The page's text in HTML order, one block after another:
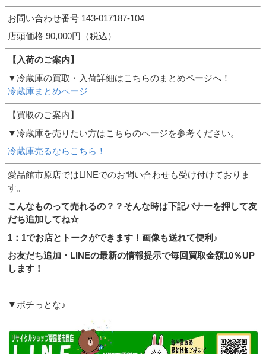
お問い合わせ番号 143-017187-104
店頭価格 90,000円（税込）
【入荷のご案内】
▼冷蔵庫の買取・入荷詳細はこちらのまとめページへ！
冷蔵庫まとめページ
【買取のご案内】
▼冷蔵庫を売りたい方はこちらのページを参考ください。
冷蔵庫売るならこちら！
愛品館市原店ではLINEでのお問い合わせも受け付けておりま
す。
こんなものって売れるの？？そんな時は下記バナーを押して友
だち追加してね☆
1：1でお店とトークができます！画像も送れて便利♪
お友だち追加・LINEの最新の情報提示で毎回買取金額10％UP
します！
▼ポチっとな♪